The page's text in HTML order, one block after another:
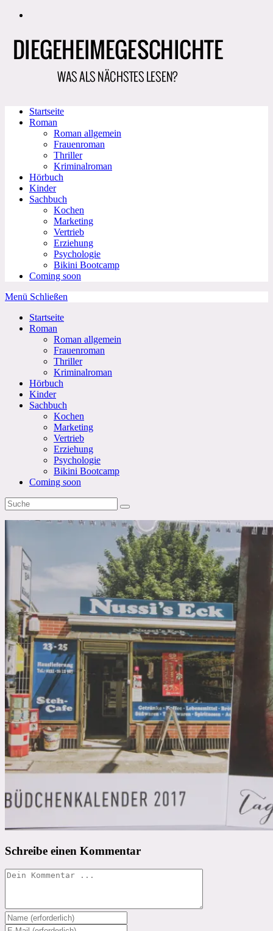
Zum
Startseite
Roman
Roman allgemein
Frauenroman
Thriller
Kriminalroman
Hörbuch
Kinder
Sachbuch
Kochen
Marketing
Vertrieb
Erziehung
Psychologie
Bikini Bootcamp
Coming soon
Menü Schließen
Startseite
Roman
Roman allgemein
Frauenroman
Thriller
Kriminalroman
Hörbuch
Kinder
Sachbuch
Kochen
Marketing
Vertrieb
Erziehung
Psychologie
Bikini Bootcamp
Coming soon
Schreibe einen Kommentar
Kommentieren
Gib
deinen